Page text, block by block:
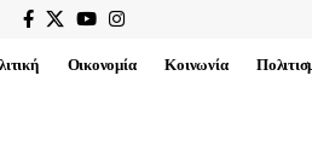
Οικονομία Κοινωνία